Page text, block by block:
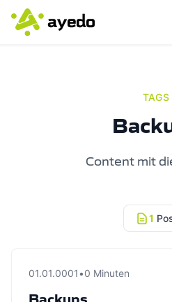
TAGS
Content mit
1
01.01.0001 •0 Minuten